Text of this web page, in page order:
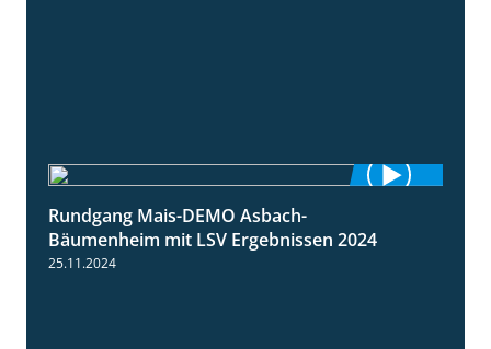
Rundgang Mais-DEMO Asbach-
Bäumenheim mit LSV Ergebnissen 2024
25.11.2024